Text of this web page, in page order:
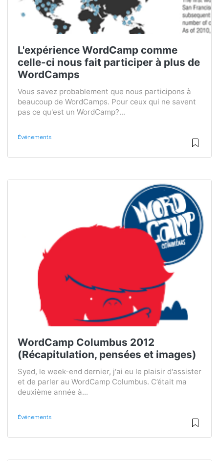
L'expérience WordCamp comme
celle-ci nous fait participer à plus de
WordCamps
Vous savez probablement que nous participons à
beaucoup de WordCamps. Pour ceux qui ne savent
pas ce qu'est un WordCamp?...
Événements
WordCamp Columbus 2012
(Récapitulation, pensées et images)
Syed, le week-end dernier, j'ai eu le plaisir d'assister
et de parler au WordCamp Columbus. C’était ma
deuxième année à...
Événements